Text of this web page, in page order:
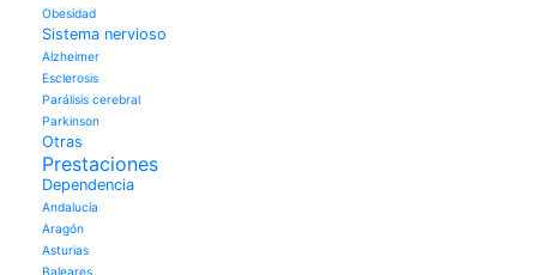
Obesidad
Sistema nervioso
Alzheimer
Esclerosis
Parálisis cerebral
Parkinson
Otras
Prestaciones
Dependencia
Andalucía
Aragón
Asturias
Baleares